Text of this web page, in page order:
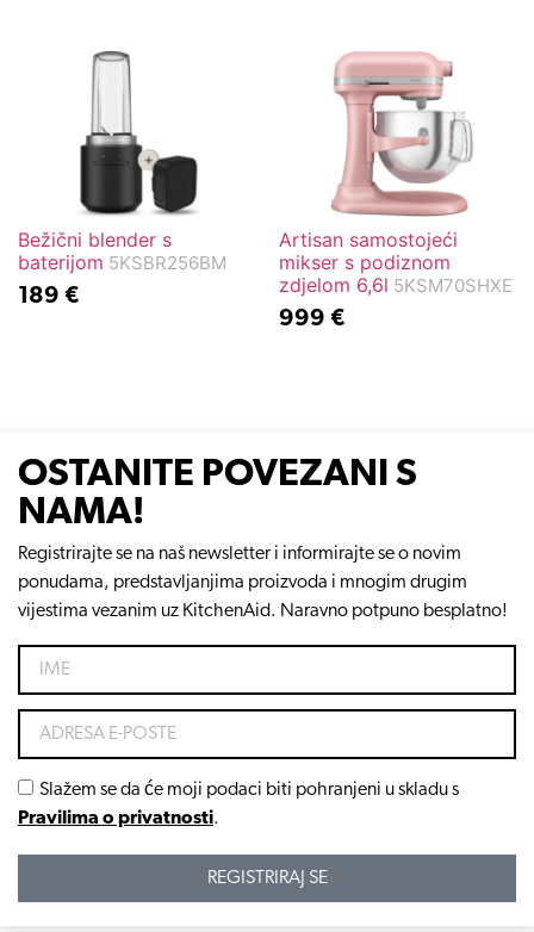
Bežični blender s
baterijom 5KSBR256BM
189 €
Artisan samostojeći
mikser s podiznom
zdjelom 6,6l 5KSM70SHXE
999 €
OSTANITE POVEZANI S
NAMA!
Registrirajte se na naš newsletter i informirajte se o novim
ponudama, predstavljanjima proizvoda i mnogim drugim
vijestima vezanim uz KitchenAid. Naravno potpuno besplatno!
Slažem se da će moji podaci biti pohranjeni u skladu s
Pravilima o privatnosti.
REGISTRIRAJ SE